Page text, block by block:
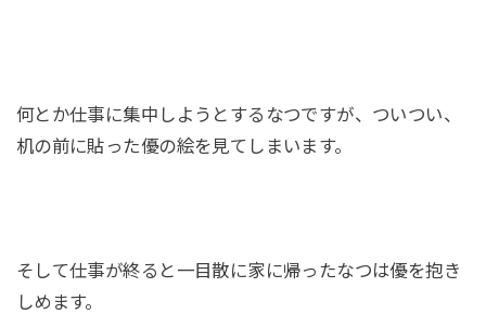
何とか仕事に集中しようとするなつですが、ついつい、
机の前に貼った優の絵を見てしまいます。
そして仕事が終ると一目散に家に帰ったなつは優を抱き
しめます。